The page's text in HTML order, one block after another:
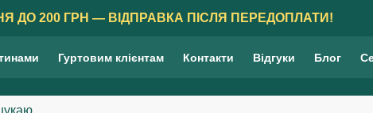
ДО 200 ГРН — ВІДПРАВКА ПІСЛЯ ПЕРЕДОПЛАТИ!
Гуртовим клієнтам Контакти Відгуки Блог